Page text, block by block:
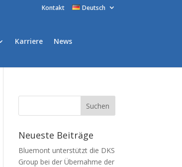
Kontakt Deutsch
Karriere News
Neueste Beiträge
Bluemont unterstützt die DKS
Group bei der Übernahme der